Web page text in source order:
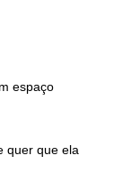
espaço
quer que ela